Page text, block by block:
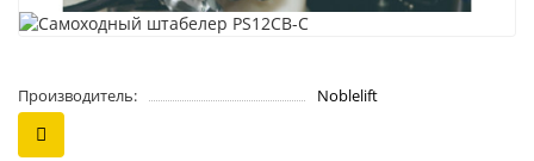
Производитель: Noblelift